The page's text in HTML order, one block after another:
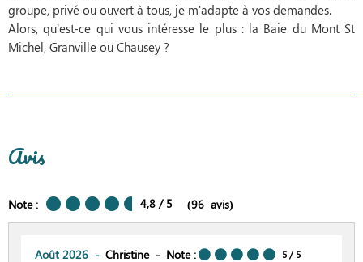
groupe, privé ou ouvert à tous, je m'adapte à vos demandes.
Alors, qu'est-ce qui vous intéresse le plus : la Baie du Mont St
Michel, Granville ou Chausey ?
Avis
Note : 4,8 / 5 (96 avis)
Août 2026 Christine Note : 5 / 5